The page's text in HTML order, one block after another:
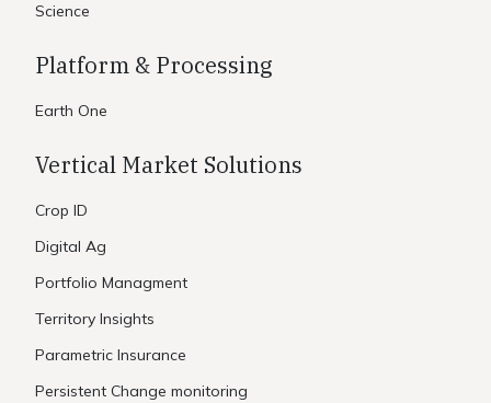
Science
Platform & Processing
Earth One
Vertical Market Solutions
Crop ID
Digital Ag
Portfolio Managment
Territory Insights
Parametric Insurance
Persistent Change monitoring